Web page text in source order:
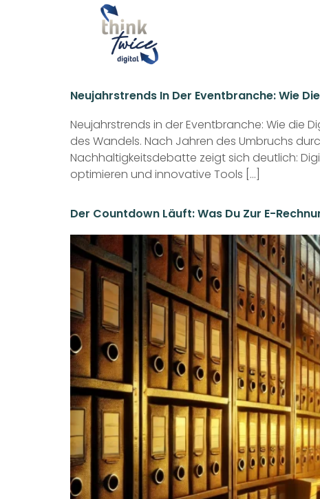
Neujahrstrends In Der Eventbranche: Wie
Neujahrstrends in der Eventbranche: Wie die
des Wandels. Nach Jahren des Umbruchs
Nachhaltigkeitsdebatte zeigt sich deutlich:
optimieren und innovative Tools […]
Der Countdown Läuft: Was Du Zur E-